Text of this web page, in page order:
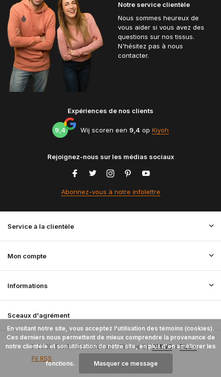
Notre service clientèle
Nous sommes heureux de
vous aider si vous avez des
questions sur nos tissus.
N'hésitez pas à nous
contacter.
Expériences de nos clients
9,4 Wij scoren een 9,4 op Kiyoh
Rejoignez-nous sur les médias sociaux
Abonnez-vous à notre infolettre
Service à la clientèle
Mon compte
Informations
Sceaux d'agrément
© 2026 StoffenBestellen.nl - Theme ByDMWSxPlus+
Fil RSS
En visitant notre site, vous acceptez l'utilisation des témoins (cookies).
Ces derniers nous permettent de mieux comprendre la provenance de
notre clientèle et son utilisation de notre site, en plus d'en améliorer les
fonctions. Masquer ce message